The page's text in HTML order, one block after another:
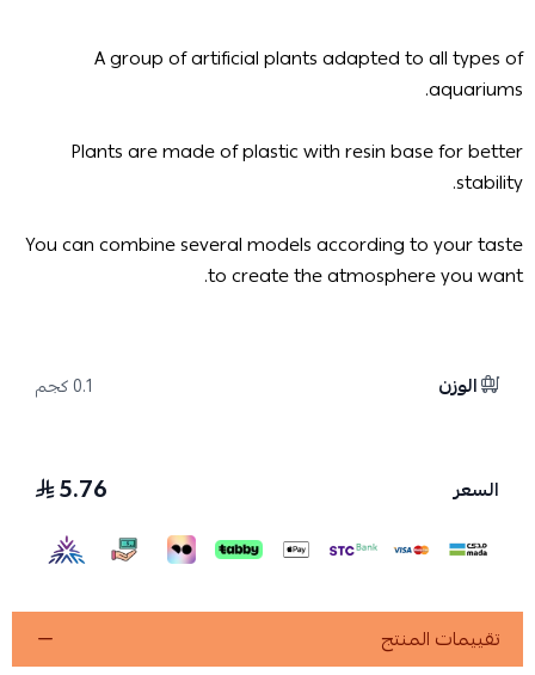
A group of artificial plants adapted to all types of
aquariums.
Plants are made of plastic with resin base for better
stability.
You can combine several models according to your taste
to create the atmosphere you want.
الوزن 0.1 كجم
السعر 5.76
تقييمات المنتج